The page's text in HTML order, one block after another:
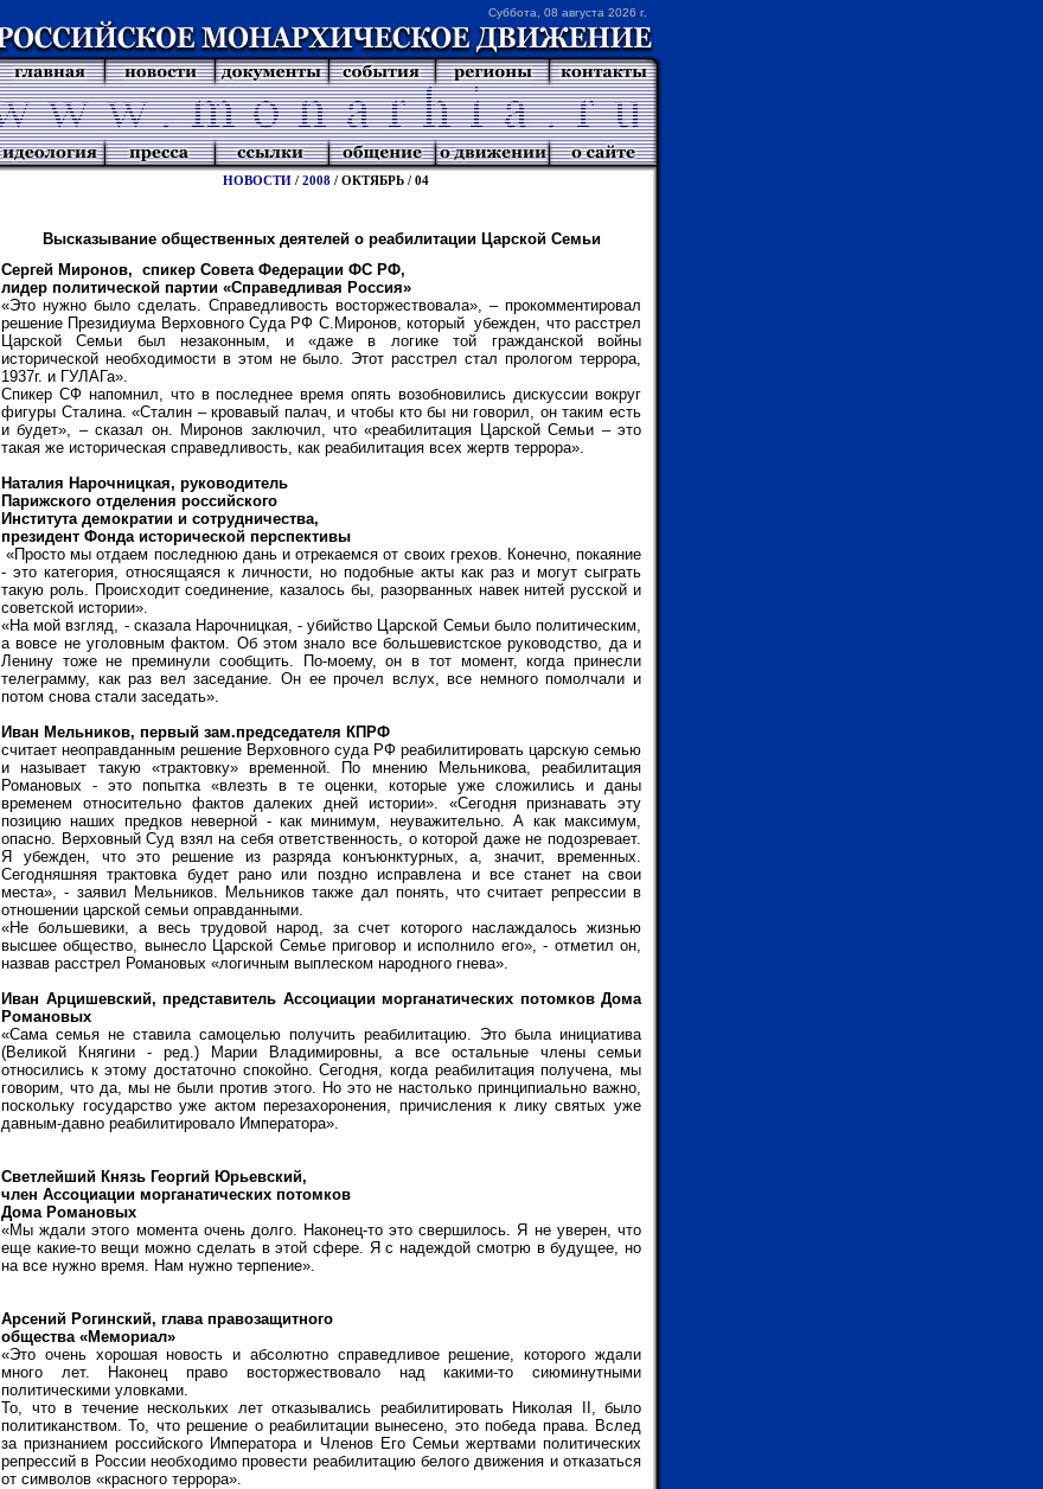
Суббота, 08 августа 2026 г.
НОВОСТИ/ 2008/ ОКТЯБРЬ / 04
Высказывание общественных деятелей о реабилитации Царской Семьи
Сергей Миронов, спикер Совета Федерации ФС РФ,
лидер политической партии «Справедливая Россия»
«Это нужно было сделать. Справедливость восторжествовала», – прокомментировал
решение Президиума Верховного Суда РФ С.Миронов, который убежден, что расстрел
Царской Семьи был незаконным, и «даже в логике той гражданской войны
исторической необходимости в этом не было. Этот расстрел стал прологом террора,
1937г. и ГУЛАГа».
Спикер СФ напомнил, что в последнее время опять возобновились дискуссии вокруг
фигуры Сталина. «Сталин – кровавый палач, и чтобы кто бы ни говорил, он таким есть
и будет», – сказал он. Миронов заключил, что «реабилитация Царской Семьи – это
такая же историческая справедливость, как реабилитация всех жертв террора».
Наталия Нарочницкая, руководитель
Парижского отделения российского
Института демократии и сотрудничества,
президент Фонда исторической перспективы
«Просто мы отдаем последнюю дань и отрекаемся от своих грехов. Конечно, покаяние
- это категория, относящаяся к личности, но подобные акты как раз и могут сыграть
такую роль. Происходит соединение, казалось бы, разорванных навек нитей русской и
советской истории».
«На мой взгляд, - сказала Нарочницкая, - убийство Царской Семьи было политическим,
а вовсе не уголовным фактом. Об этом знало все большевистское руководство, да и
Ленину тоже не преминули сообщить. По-моему, он в тот момент, когда принесли
телеграмму, как раз вел заседание. Он ее прочел вслух, все немного помолчали и
потом снова стали заседать».
Иван Мельников, первый зам.председателя КПРФ
считает неоправданным решение Верховного суда РФ реабилитировать царскую семью
и называет такую «трактовку» временной. По мнению Мельникова, реабилитация
Романовых - это попытка «влезть в те оценки, которые уже сложились и даны
временем относительно фактов далеких дней истории». «Сегодня признавать эту
позицию наших предков неверной - как минимум, неуважительно. А как максимум,
опасно. Верховный Суд взял на себя ответственность, о которой даже не подозревает.
Я убежден, что это решение из разряда конъюнктурных, а, значит, временных.
Сегодняшняя трактовка будет рано или поздно исправлена и все станет на свои
места», - заявил Мельников. Мельников также дал понять, что считает репрессии в
отношении царской семьи оправданными.
«Не большевики, а весь трудовой народ, за счет которого наслаждалось жизнью
высшее общество, вынесло Царской Семье приговор и исполнило его», - отметил он,
назвав расстрел Романовых «логичным выплеском народного гнева».
Иван Арцишевский, представитель Ассоциации морганатических потомков Дома
Романовых
«Сама семья не ставила самоцелью получить реабилитацию. Это была инициатива
(Великой Княгини - ред.) Марии Владимировны, а все остальные члены семьи
относились к этому достаточно спокойно. Сегодня, когда реабилитация получена, мы
говорим, что да, мы не были против этого. Но это не настолько принципиально важно,
поскольку государство уже актом перезахоронения, причисления к лику святых уже
давным-давно реабилитировало Императора».
Светлейший Князь Георгий Юрьевский,
член Ассоциации морганатических потомков
Дома Романовых
«Мы ждали этого момента очень долго. Наконец-то это свершилось. Я не уверен, что
еще какие-то вещи можно сделать в этой сфере. Я с надеждой смотрю в будущее, но
на все нужно время. Нам нужно терпение».
Арсений Рогинский, глава правозащитного
общества «Мемориал»
«Это очень хорошая новость и абсолютно справедливое решение, которого ждали
много лет. Наконец право восторжествовало над какими-то сиюминутными
политическими уловками.
То, что в течение нескольких лет отказывались реабилитировать Николая II, было
политиканством. То, что решение о реабилитации вынесено, это победа права. Вслед
за признанием российского Императора и Членов Его Семьи жертвами политических
репрессий в России необходимо провести реабилитацию белого движения и отказаться
от символов «красного террора».